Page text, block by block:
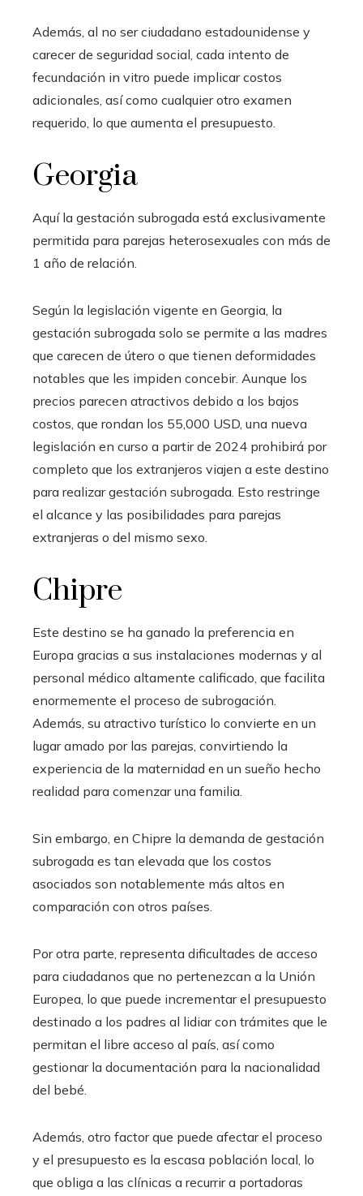
Además, al no ser ciudadano estadounidense y
carecer de seguridad social, cada intento de
fecundación in vitro puede implicar costos
adicionales, así como cualquier otro examen
requerido, lo que aumenta el presupuesto.
Georgia
Aquí la gestación subrogada está exclusivamente
permitida para parejas heterosexuales con más de
1 año de relación.
Según la legislación vigente en Georgia, la
gestación subrogada solo se permite a las madres
que carecen de útero o que tienen deformidades
notables que les impiden concebir. Aunque los
precios parecen atractivos debido a los bajos
costos, que rondan los 55,000 USD, una nueva
legislación en curso a partir de 2024 prohibirá por
completo que los extranjeros viajen a este destino
para realizar gestación subrogada. Esto restringe
el alcance y las posibilidades para parejas
extranjeras o del mismo sexo.
Chipre
Este destino se ha ganado la preferencia en
Europa gracias a sus instalaciones modernas y al
personal médico altamente calificado, que facilita
enormemente el proceso de subrogación.
Además, su atractivo turístico lo convierte en un
lugar amado por las parejas, convirtiendo la
experiencia de la maternidad en un sueño hecho
realidad para comenzar una familia.
Sin embargo, en Chipre la demanda de gestación
subrogada es tan elevada que los costos
asociados son notablemente más altos en
comparación con otros países.
Por otra parte, representa dificultades de acceso
para ciudadanos que no pertenezcan a la Unión
Europea, lo que puede incrementar el presupuesto
destinado a los padres al lidiar con trámites que le
permitan el libre acceso al país, así como
gestionar la documentación para la nacionalidad
del bebé.
Además, otro factor que puede afectar el proceso
y el presupuesto es la escasa población local, lo
que obliga a las clínicas a recurrir a portadoras